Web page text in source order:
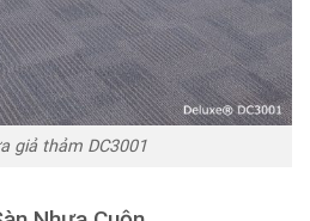
giả thảm DC3001